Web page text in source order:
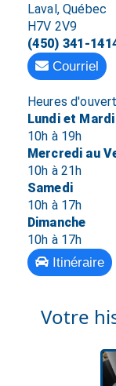
Laval, Québec
H7V 2V9
(450) 341-
Courriel
Heures
Lundi et Mardi
10h à 19h
Mercredi au
10h à 21h
Samedi
10h à 17h
Dimanche
10h à 17h
Itinéraire
Votre